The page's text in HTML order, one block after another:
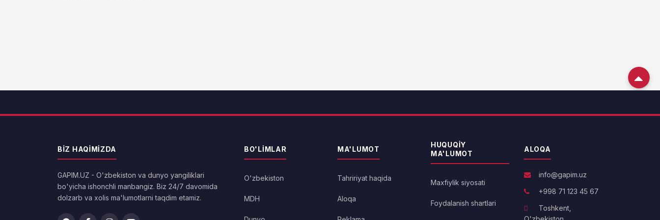
BIZ HAQIMIZDA
GAPIM.UZ - O'zbekiston va dunyo yangiliklari
bo'yicha ishonchli manbangiz. Biz 24/7 davomida
dolzarb va xolis ma'lumotlarni taqdim etamiz.
BO'LIMLAR
O'zbekiston
MDH
MA'LUMOT
Tahririyat haqida
Aloqa
HUQUQIY
MA'LUMOT
Maxfiylik siyosati
Foydalanish shartlari
ALOQA
info@gapim.uz
+998 71 123 45 67
Toshkent,